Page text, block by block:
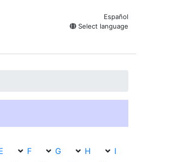
Español
Select language
F G H
I